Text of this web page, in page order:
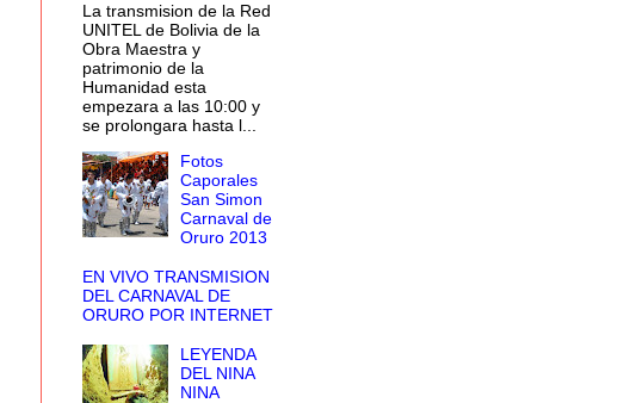
La transmision de la Red
UNITEL de Bolivia de la
Obra Maestra y
patrimonio de la
Humanidad esta
empezara a las 10:00 y
se prolongara hasta l...
Fotos
Caporales
San Simon
Carnaval de
Oruro 2013
EN VIVO TRANSMISION
DEL CARNAVAL DE
ORURO POR INTERNET
LEYENDA
DEL NINA
NINA